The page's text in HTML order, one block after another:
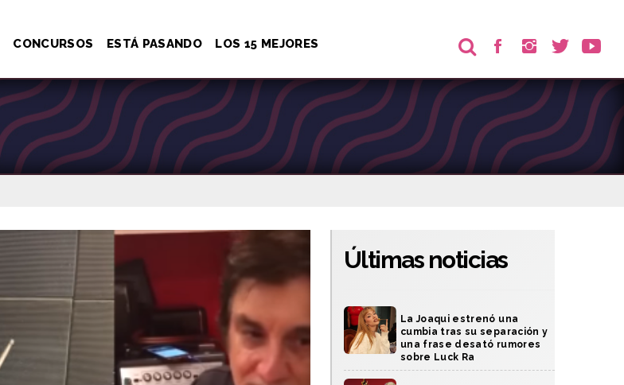
CONCURSOS ESTÁ PASANDO LOS 15 MEJORES
Últimas noticias
La Joaqui estrenó una
cumbia tras su separación y
una frase desató rumores
sobre Luck Ra